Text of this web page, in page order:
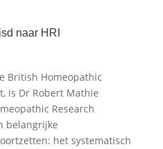
naar HRI
British Homeopathic
is Dr Robert Mathie
Research
belangrijke
het systematisch